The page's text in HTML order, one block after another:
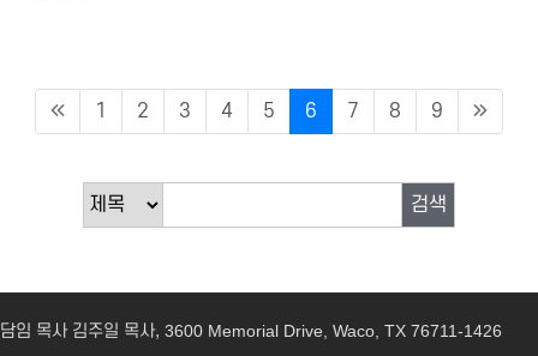
1 2 3 4 5 6 7 8 9
검색
담임 목사 김주일 목사, 3600 Memorial Drive, Waco, TX 76711-1426